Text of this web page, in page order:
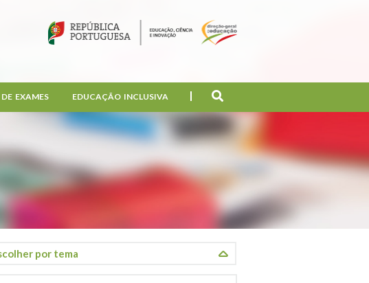
EXAMES EDUCAÇÃO INCLUSIVA